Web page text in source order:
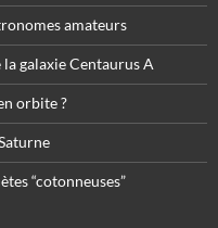
amateurs
galaxie Centaurus A
orbite ?
“cotonneuses”